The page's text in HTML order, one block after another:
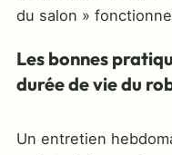
du salon »
Les bonnes
durée de vie du
Un entretien